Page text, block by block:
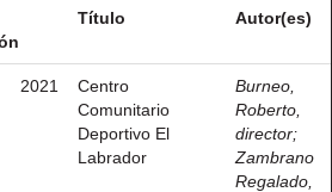
Título Autor(es)
2021
Centro
Comunitario
Deportivo El
Labrador
Burneo,
Roberto,
director;
Zambrano
Regalado,